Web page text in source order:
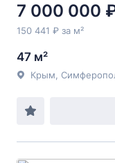
7 000 000
150 441 ₽ за м²
47 м²
Крым,